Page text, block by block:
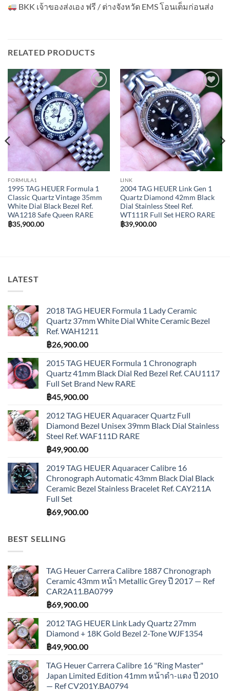
BKK เจ้าของส่งเอง ฟรี / ต่างจังหวัด EMS โอนเต็มก่อนส่ง
RELATED PRODUCTS
Add to
Wishlist
FORMULA1
1995 TAG HEUER Formula 1
Classic Quartz Vintage 35mm
White Dial Black Bezel Ref.
WA1218 Safe Queen RARE
฿35,900.00
Add to
Wishlist
LINK
2004 TAG HEUER Link Gen 1
Quartz Diamond 42mm Black
Dial Stainless Steel Ref.
WT111R Full Set HERO RARE
฿39,900.00
LATEST
2018 TAG HEUER Formula 1 Lady Ceramic
Quartz 37mm White Dial White Ceramic Bezel
Ref. WAH1211
฿26,900.00
2015 TAG HEUER Formula 1 Chronograph
Quartz 41mm Black Dial Red Bezel Ref. CAU1117
Full Set Brand New RARE
฿45,900.00
2012 TAG HEUER Aquaracer Quartz Full
Diamond Bezel Unisex 39mm Black Dial Stainless
Steel Ref. WAF111D RARE
฿49,900.00
2019 TAG HEUER Aquaracer Calibre 16
Chronograph Automatic 43mm Black Dial Black
Ceramic Bezel Stainless Bracelet Ref. CAY211A
Full Set
฿69,900.00
BEST SELLING
TAG Heuer Carrera Calibre 1887 Chronograph
Ceramic 43mm หน้า Metallic Grey ปี 2017 — Ref
CAR2A11.BA0799
฿69,900.00
2012 TAG HEUER Link Lady Quartz 27mm
Diamond + 18K Gold Bezel 2-Tone WJF1354
฿49,900.00
TAG Heuer Carrera Calibre 16 "Ring Master"
Japan Limited Edition 41mm หน้าดำ-แดง ปี 2010
— Ref CV201Y.BA0794